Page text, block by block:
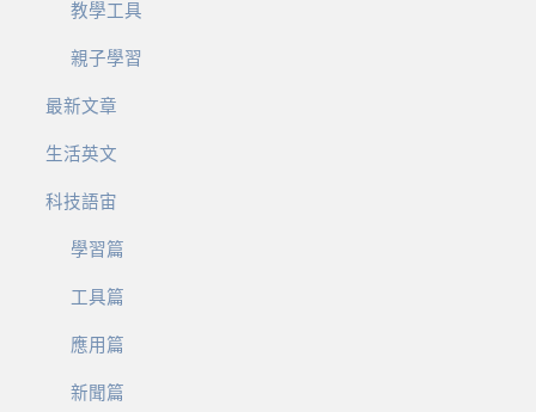
教學工具
親子學習
最新文章
生活英文
科技語宙
學習篇
工具篇
應用篇
新聞篇